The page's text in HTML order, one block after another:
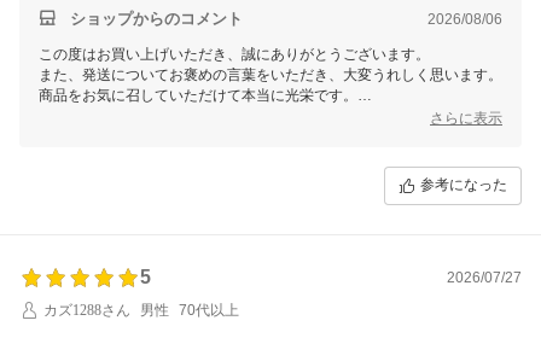
ショップからのコメント 2026/08/06
この度はお買い上げいただき、誠にありがとうございます。
また、発送についてお褒めの言葉をいただき、大変うれしく思います。
商品をお気に召していただけて本当に光栄です。
引き続き、より良いサービスを提供できるよう努力して参ります。
さらに表示
参考になった
5
2026/07/27
カズ1288さん
男性 70代以上